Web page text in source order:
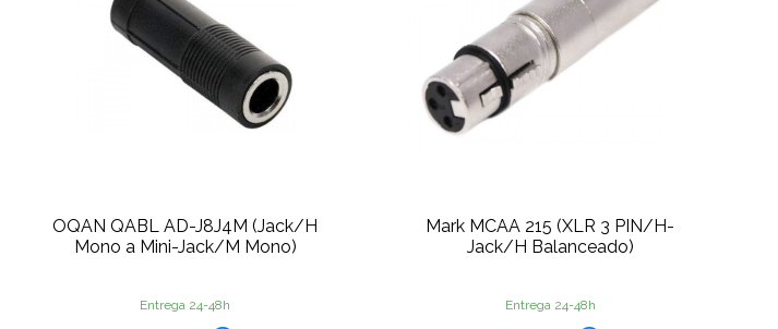
OQAN QABL AD-J8J4M (Jack/H
Mono a Mini-Jack/M Mono)
Entrega 24-48h
Mark MCAA 215 (XLR 3 PIN/H-
Jack/H Balanceado)
Entrega 24-48h